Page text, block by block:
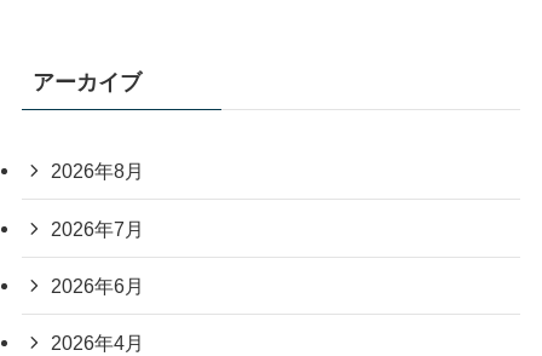
アーカイブ
2026年8月
2026年7月
2026年6月
2026年4月